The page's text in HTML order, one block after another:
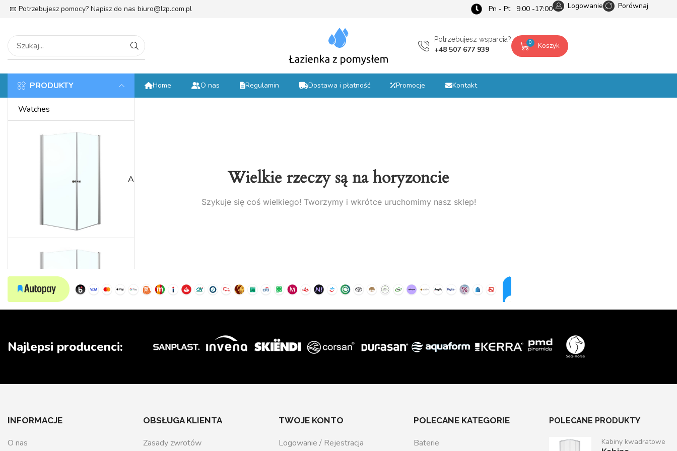
Potrzebujesz pomocy? Napisz do nas biuro@lzp.com.pl Pn - Pt 9:00 -17:00 Logowanie Porównaj
Potrzebujesz wsparcia?
+48 507 677 939
0 Koszyk
PRODUKTY
Watches
Anniversary
Wedding
Home O nas Regulamin Dostawa i płatność Promocje Kontakt
Wielkie rzeczy są na horyzoncie
Szykuje się coś wielkiego! Tworzymy i wkrótce uruchomimy nasz sklep!
Najlepsi producenci:
INFORMACJE
O nas
OBSŁUGA KLIENTA
Zasady zwrotów
TWOJE KONTO
Logowanie / Rejestracja
POLECANE KATEGORIE
Baterie
POLECANE PRODUKTY
Kabiny kwadratowe